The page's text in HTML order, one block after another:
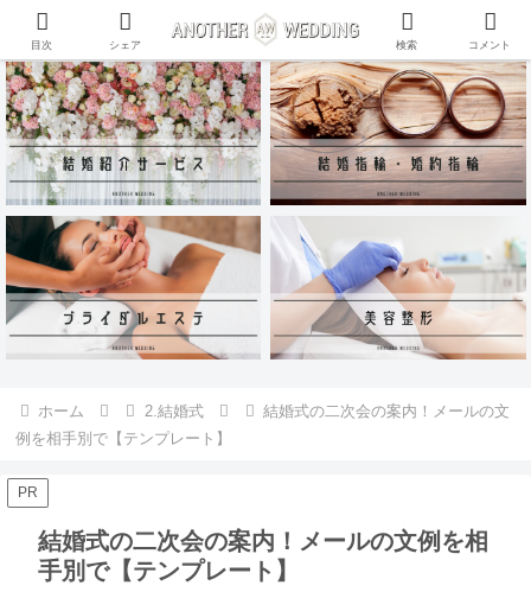
ANOTHER WEDDING~RING~のInstagramアカウントがリリース♪
ホーム 2.結婚式
結婚式の二次会の案内！メールの文
例を相手別で【テンプレート】
PR
結婚式の二次会の案内！メールの文例を相
手別で【テンプレート】
目次 シェア 検索 コメント